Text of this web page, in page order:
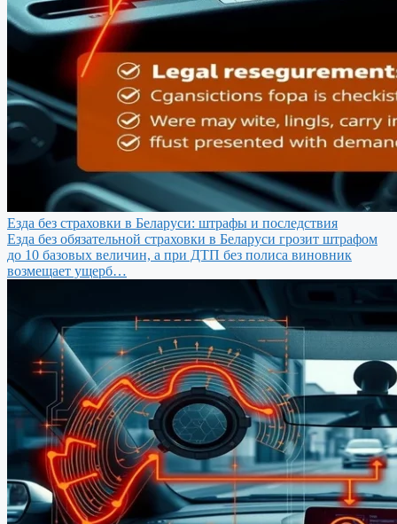
Езда без страховки в Беларуси: штрафы и последствия
Езда без обязательной страховки в Беларуси грозит штрафом
до 10 базовых величин, а при ДТП без полиса виновник
возмещает ущерб…